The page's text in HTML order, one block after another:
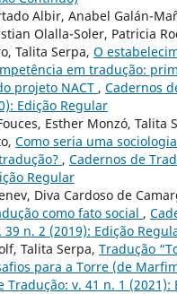
Albir, Anabel Galán-
Olalla-Soler, Patricia
Talita Serpa, O
em tradução:
projeto NACT , Cadernos
Edição Regular
Esther Monzó, Talita
Como seria uma
, Cadernos de
Regular
Diva Cardoso de
como fato social ,
39 n. 2 (2019): Edição
Talita Serpa, Tradução
para a Torre (de
Tradução: v. 41 n. 1 (2021):